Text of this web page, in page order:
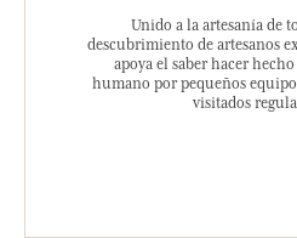
Unido a la artesanía de
descubrimiento de artesanos
apoya el saber hacer
humano por pequeños
visitados